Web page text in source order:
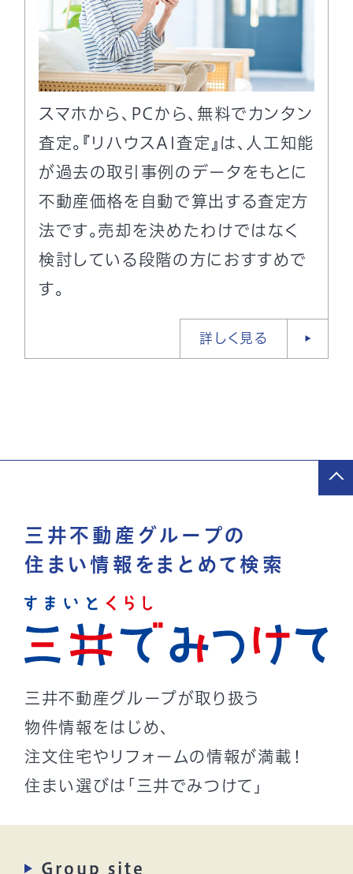
スマホから、PCから、無料でカンタン
査定。『リハウスAI査定』は、人工知能
が過去の取引事例のデータをもとに
不動産価格を自動で算出する査定方
法です。売却を決めたわけではなく
検討している段階の方におすすめで
す。
詳しく見る
三井不動産グループの
住まい情報をまとめて検索
三井不動産グループが取り扱う
物件情報をはじめ、
注文住宅やリフォームの情報が満載！
住まい選びは「三井でみつけて」
Group site